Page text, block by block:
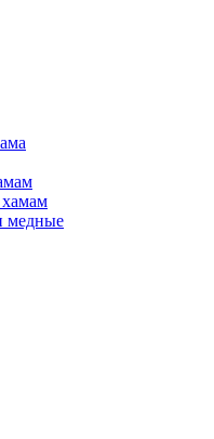
медные